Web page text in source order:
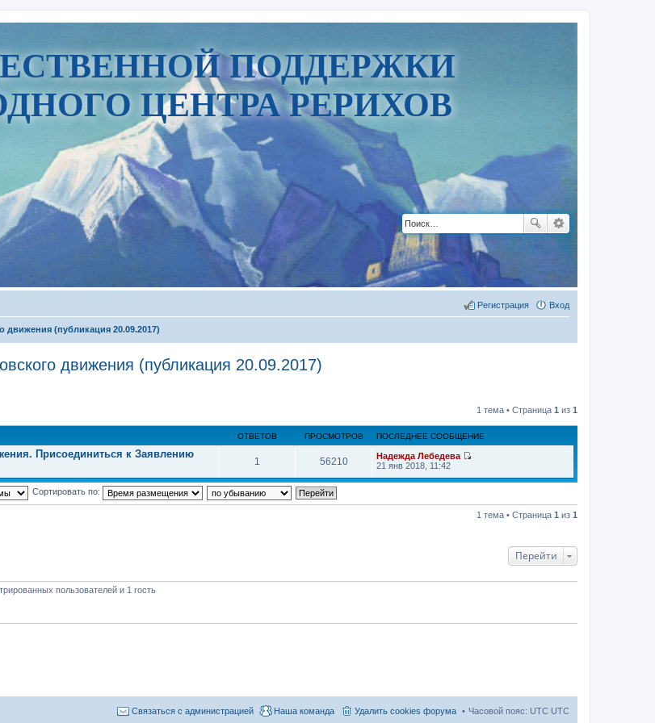
ПОДДЕРЖКИ
ЦЕНТРА РЕРИХОВ
Вход
Регистрация
движения (публикация 20.09.2017)
движения (публикация 20.09.2017)
1 тема • Страница 1 из 1
ОТВЕТОВ ПРОСМОТРОВ ПОСЛЕДНЕЕ СООБЩЕНИЕ
Присоединиться к Заявлению
1 56210
Надежда Лебедева
р
й
е
н
и
ю
21 янв 2018, 11:42
Сортировать по:
1 тема • Страница 1 из 1
Перейти
пользователей и 1 гость
Часовой пояс: UTC UTC
Удалить cookies форума
Наша команда
Связаться с администрацией